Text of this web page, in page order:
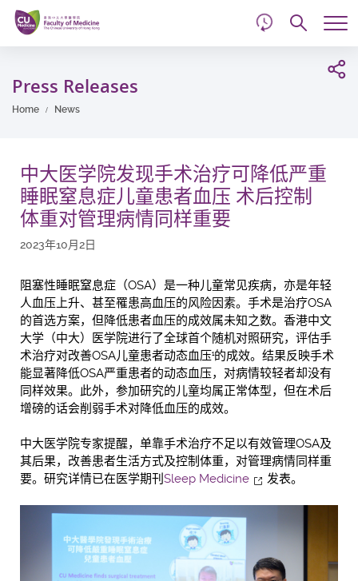
Skip
main
content
Press Releases
Home News
中大医学院发现手术治疗可降低严重
睡眠窒息症儿童患者血压 术后控制
体重对管理病情同样重要
2023年10月2日
阻塞性睡眠窒息症（OSA）是一种儿童常见疾病，亦是年轻
人血压上升、甚至罹患高血压的风险因素。手术是治疗OSA
的首选方案，但降低患者血压的成效属未知之数。香港中文
大学（中大）医学院进行了全球首个随机对照研究，评估手
术治疗对改善OSA儿童患者动态血压1的成效。结果反映手术
能显著降低OSA严重患者的动态血压，对病情较轻者却没有
同样效果。此外，参加研究的儿童均属正常体型，但在术后
增磅的话会削弱手术对降低血压的成效。
中大医学院专家提醒，单靠手术治疗不足以有效管理OSA及
其后果，改善患者生活方式及控制体重，对管理病情同样重
要。研究详情已在医学期刊 Sleep Medicine 发表。